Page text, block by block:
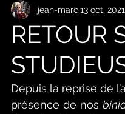
RETOUR
jean-marc 13 oct. 2021
Depuis la reprise de
présence de nos